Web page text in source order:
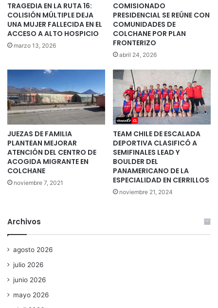
TRAGEDIA EN LA RUTA 16:
COLISIÓN MÚLTIPLE DEJA
UNA MUJER FALLECIDA EN EL
ACCESO A ALTO HOSPICIO
marzo 13, 2026
COMISIONADO
PRESIDENCIAL SE REÚNE CON
COMUNIDADES DE
COLCHANE POR PLAN
FRONTERIZO
abril 24, 2026
JUEZAS DE FAMILIA
PLANTEAN MEJORAR
ATENCIÓN DEL CENTRO DE
ACOGIDA MIGRANTE EN
COLCHANE
noviembre 7, 2021
TEAM CHILE DE ESCALADA
DEPORTIVA CLASIFICÓ A
SEMIFINALES LEAD Y
BOULDER DEL
PANAMERICANO DE LA
ESPECIALIDAD EN CERRILLOS
noviembre 21, 2024
Archivos
agosto 2026
julio 2026
junio 2026
mayo 2026